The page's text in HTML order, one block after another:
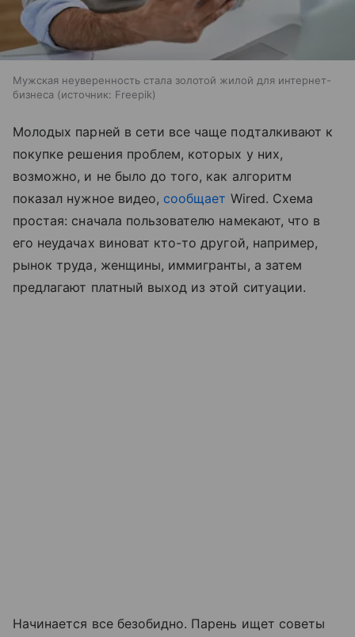
Мужская неуверенность стала золотой жилой для интернет-
бизнеса
источник: Freepik
Молодых парней в сети все чаще подталкивают к
покупке решения проблем, которых у них,
возможно, и не было до того, как алгоритм
показал нужное видео, сообщает Wired. Схема
простая: сначала пользователю намекают, что в
его неудачах виноват кто-то другой, например,
рынок труда, женщины, иммигранты, а затем
предлагают платный выход из этой ситуации.
Начинается все безобидно. Парень ищет советы